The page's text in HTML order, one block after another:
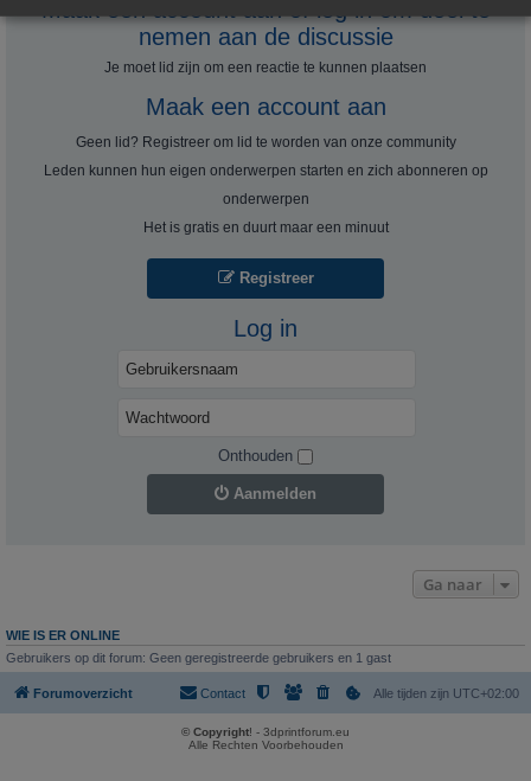
nemen aan de discussie
Je moet lid zijn om een ​​reactie te kunnen plaatsen
Maak een account aan
Geen lid? Registreer om lid te worden van onze community
Leden kunnen hun eigen onderwerpen starten en zich abonneren op
onderwerpen
Het is gratis en duurt maar een minuut
Registreer
Log in
Onthouden
Aanmelden
Ga naar
WIE IS ER ONLINE
Gebruikers op dit forum: Geen geregistreerde gebruikers en 1 gast
Forumoverzicht Alle tijden zijn UTC+02:00
Contact
© Copyright! - 3dprintforum.eu
Alle Rechten Voorbehouden